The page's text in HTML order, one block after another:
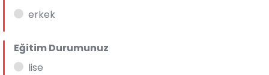
erkek
Eğitim Durumunuz
lise